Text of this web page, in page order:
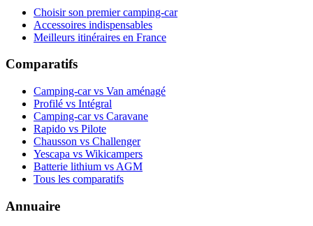
Choisir son premier camping-car
Accessoires indispensables
Meilleurs itinéraires en France
Comparatifs
Camping-car vs Van aménagé
Profilé vs Intégral
Camping-car vs Caravane
Rapido vs Pilote
Chausson vs Challenger
Yescapa vs Wikicampers
Batterie lithium vs AGM
Tous les comparatifs
Annuaire